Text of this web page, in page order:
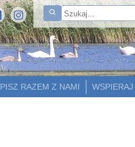
PISZ RAZEM Z NAMI